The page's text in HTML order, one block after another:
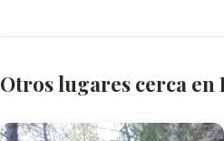
Otros lugares cerca en